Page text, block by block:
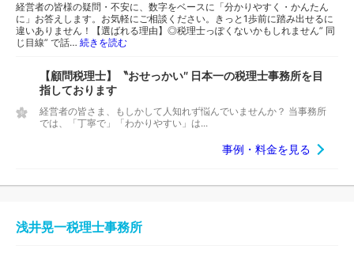
経営者の皆様の疑問・不安に、数字をベースに「分かりやすく・かんたん
に」お答えします。お気軽にご相談ください。きっと1歩前に踏み出せるに
違いありません！【選ばれる理由】◎税理士っぽくないかもしれません” 同
じ目線” で話… 続きを読む
【顧問税理士】〝おせっかい″ 日本一の税理士事務所を目
指しております
経営者の皆さま、もしかして人知れず悩んでいませんか？ 当事務所
では、「丁寧で」「わかりやすい」は...
事例・料金を見る
浅井晃一税理士事務所